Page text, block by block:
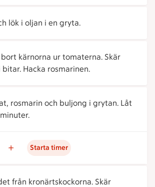
lök i oljan i en gryta.
kärnorna ur tomaterna. Skär
Hacka rosmarinen.
rosmarin och buljong i grytan. Låt
Starta timer
från kronärtskockorna. Skär